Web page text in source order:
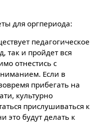
для оргпериода:
педагогическое
так и пройдет вся
отнестись с
Если в
прибегать на
культурно
прислушиваться к
это будут делать к